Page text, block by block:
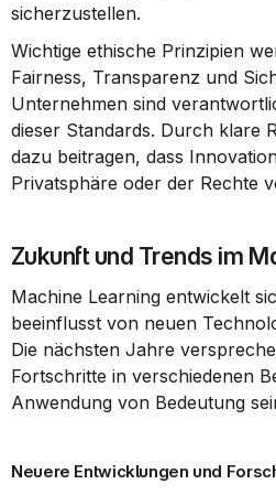
sicherzustellen.
Wichtige ethische Prinzipien
Fairness, Transparenz und
Unternehmen sind
dieser Standards. Durch klare
dazu beitragen, dass
Privatsphäre oder der Rechte
Zukunft und Trends im
Machine Learning entwickelt
beeinflusst von neuen
Die nächsten Jahre
Fortschritte in verschiedenen
Anwendung von Bedeutung
Neuere Entwicklungen und